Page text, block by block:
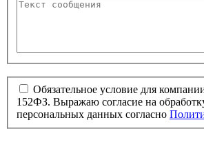
Обязательное условие для
152ФЗ. Выражаю согласие на
персональных данных согласно